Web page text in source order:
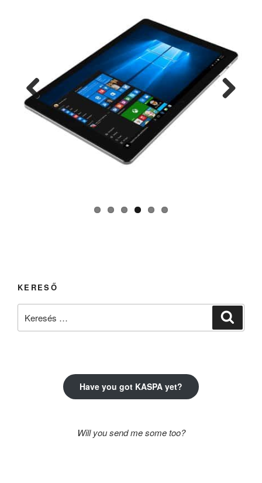
Previ
KERESŐ
Have you got KASPA yet?
Will you send me some too?